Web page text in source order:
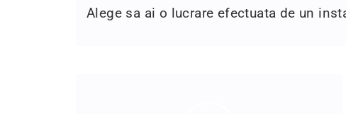
Alege sa ai o lucrare efectuata de un